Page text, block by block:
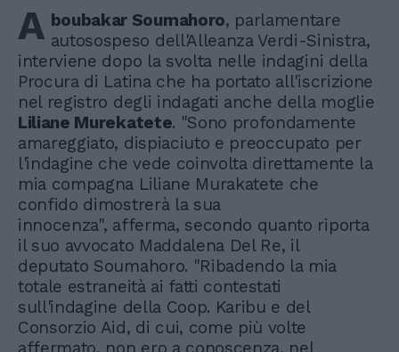
A boubakar Soumahoro, parlamentare
autosospeso dell'Alleanza Verdi-Sinistra,
interviene dopo la svolta nelle indagini della
Procura di Latina che ha portato all'iscrizione
nel registro degli indagati anche della moglie
Liliane Murekatete. "Sono profondamente
amareggiato, dispiaciuto e preoccupato per
l'indagine che vede coinvolta direttamente la
mia compagna Liliane Murakatete che
confido dimostrerà la sua
innocenza", afferma, secondo quanto riporta
il suo avvocato Maddalena Del Re, il
deputato Soumahoro. "Ribadendo la mia
totale estraneità ai fatti contestati
sull'indagine della Coop. Karibu e del
Consorzio Aid, di cui, come più volte